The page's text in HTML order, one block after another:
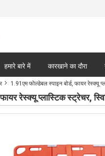
हमारे बारे में कारखाने का दौरा
मामले
1.91एम फोल्डेबल स्पाइन बोर्ड, फायर रेस्क्यू
रेस्क्यू प्लास्टिक स्ट्रेचर,